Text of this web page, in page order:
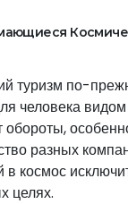
туризм по-
человека видом
обороты,
разных
в космос
целях.